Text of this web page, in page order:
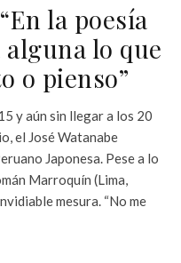
la poesía
lo que
o pienso”
y aún sin llegar a los 20
el José Watanabe
Japonesa. Pese a lo
Marroquín (Lima,
mesura. “No me